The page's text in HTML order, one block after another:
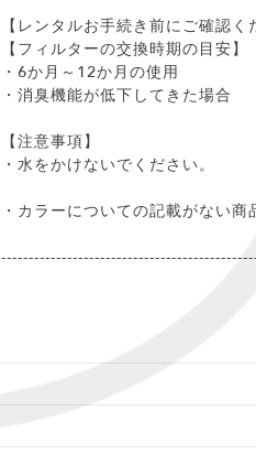
【レンタルお手続き前にご確認く
【フィルターの交換時期の目安】
・6か月～12か月の使用
・消臭機能が低下してきた場合
【注意事項】
・水をかけないでください。
・カラーについての記載がない